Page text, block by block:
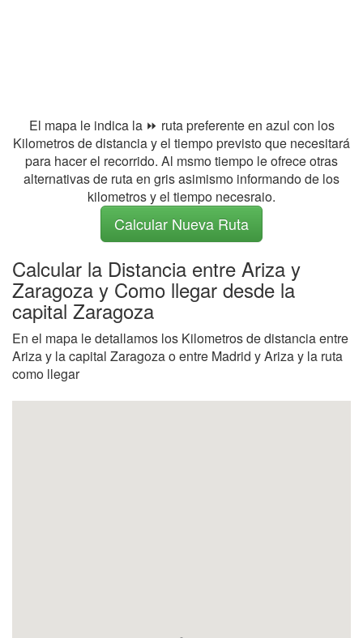
El mapa le indica la ⏩ ruta preferente en azul con los
Kilometros de distancia y el tiempo previsto que necesitará
para hacer el recorrido. Al msmo tiempo le ofrece otras
alternativas de ruta en gris asimismo informando de los
kilometros y el tiempo necesraio.
Calcular Nueva Ruta
Calcular la Distancia entre Ariza y
Zaragoza y Como llegar desde la
capital Zaragoza
En el mapa le detallamos los Kilometros de distancia entre
Ariza y la capital Zaragoza o entre Madrid y Ariza y la ruta
como llegar